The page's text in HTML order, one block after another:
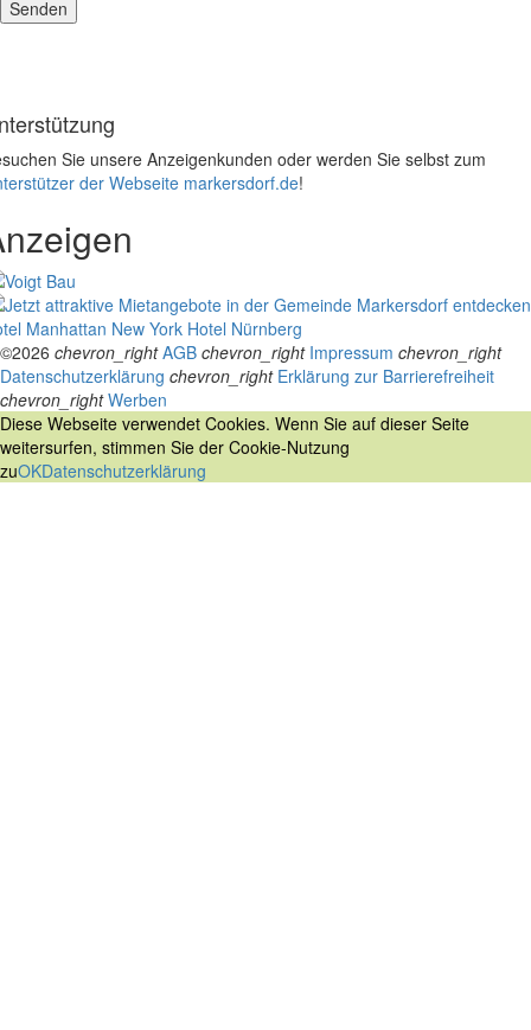
Sie unsere Anzeigenkunden oder werden Sie selbst zum
der Webseite markersdorf.de!
Manhattan New York Hotel Nürnberg
©2026 chevron_right AGB chevron_right Impressum chevron_right
Datenschutzerklärung chevron_right Erklärung zur Barrierefreiheit
chevron_right Werben
Diese Webseite verwendet Cookies. Wenn Sie auf dieser Seite
weitersurfen, stimmen Sie der Cookie-Nutzung
zuOKDatenschutzerklärung